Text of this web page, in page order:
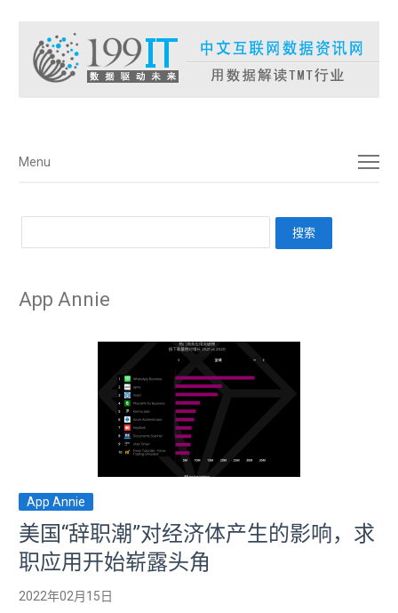
菜单
Menu
App Annie
App Annie
美国“辞职潮”对经济体产生的影响，求
职应用开始崭露头角
2022年02月15日